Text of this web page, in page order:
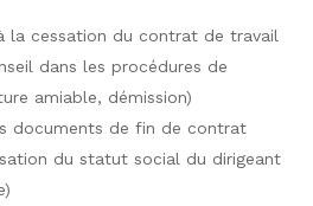
la cessation du contrat de travail
dans les procédures de
amiable, démission)
documents de fin de contrat
du statut social du dirigeant